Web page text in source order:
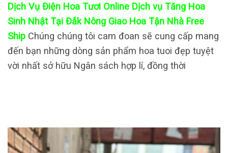
Dịch Vụ Điện Hoa Tươi Online Dịch vụ Tăng Hoa
Sinh Nhật Tại Đắk Nông Giao Hoa Tận Nhà Free
Ship Chúng chúng tôi cam đoan sẽ cung cấp mang
đến bạn những dòng sản phẩm hoa tuoi đẹp tuyệt
vời nhất sở hữu Ngân sách hợp lí, đồng thời